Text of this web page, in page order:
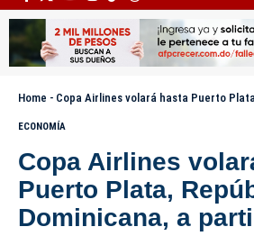
Home - Copa Airlines volará hasta Puerto Plata,
ECONOMÍA
Copa Airlines
Puerto Plata,
Dominicana, a